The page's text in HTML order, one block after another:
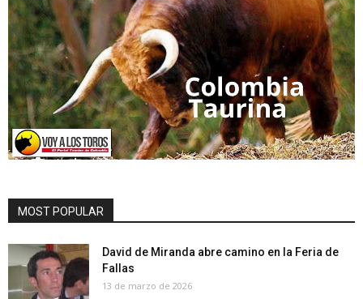
MOST POPULAR
David de Miranda abre camino en la Feria de
Fallas
13 de marzo de 2026